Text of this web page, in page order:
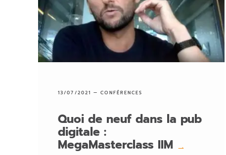
13/07/2021 —CONFÉRENCES
Quoi de neuf dans la pub
digitale :
MegaMasterclass IIM →